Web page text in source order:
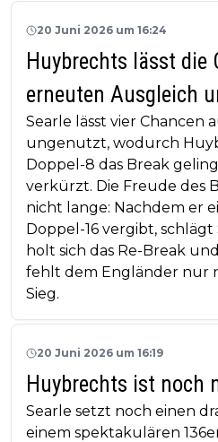
20 Juni 2026 um 16:24
Huybrechts lässt die
erneuten Ausgleich
Searle lässt vier Chancen
ungenutzt, wodurch
Doppel-8 das Break
verkürzt. Die Freude des
nicht lange: Nachdem er
Doppel-16 vergibt,
holt sich das Re-Break
fehlt dem Engländer nur
Sieg.
20 Juni 2026 um 16:19
Huybrechts ist noch
Searle setzt noch einen
einem spektakulären